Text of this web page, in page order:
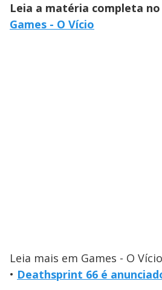
Leia a matéria completa
Games - O Vício
Leia mais em Games - O Vício
• Deathsprint 66 é